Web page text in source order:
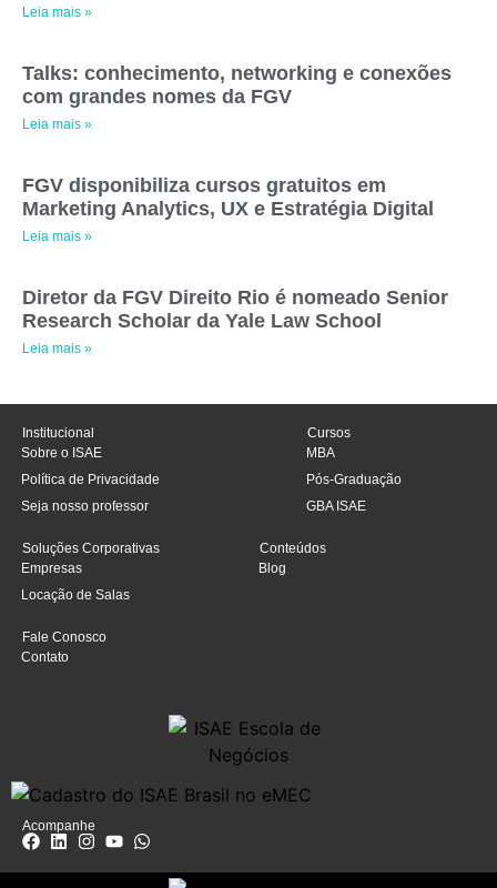
Leia mais »
Talks: conhecimento, networking e conexões
com grandes nomes da FGV
Leia mais »
FGV disponibiliza cursos gratuitos em
Marketing Analytics, UX e Estratégia Digital
Leia mais »
Diretor da FGV Direito Rio é nomeado Senior
Research Scholar da Yale Law School
Leia mais »
Institucional
Sobre o ISAE
Política de Privacidade
Seja nosso professor
Cursos
MBA
Pós-Graduação
GBA ISAE
Soluções Corporativas
Empresas
Locação de Salas
Conteúdos
Blog
Fale Conosco
Contato
Acompanhe